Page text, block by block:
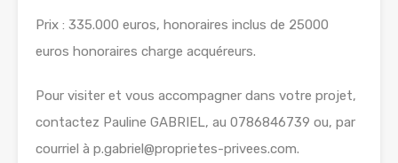
Prix : 335.000 euros, honoraires inclus de 25000
euros honoraires charge acquéreurs.
Pour visiter et vous accompagner dans votre projet,
contactez Pauline GABRIEL, au 0786846739 ou, par
courriel à p.gabriel@proprietes-privees.com.